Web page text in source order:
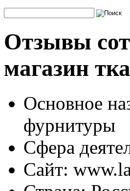
Отзывы
магазин
Основное
фурнитуры
Сфера
Сайт: